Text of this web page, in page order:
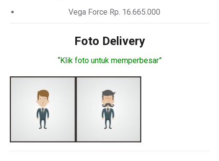
Vega Force Rp. 16.665.000
Foto Delivery
“Klik foto untuk memperbesar”